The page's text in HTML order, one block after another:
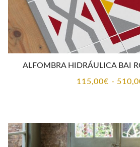
ALFOMBRA HIDRÁULICA BAI
115,00€ -